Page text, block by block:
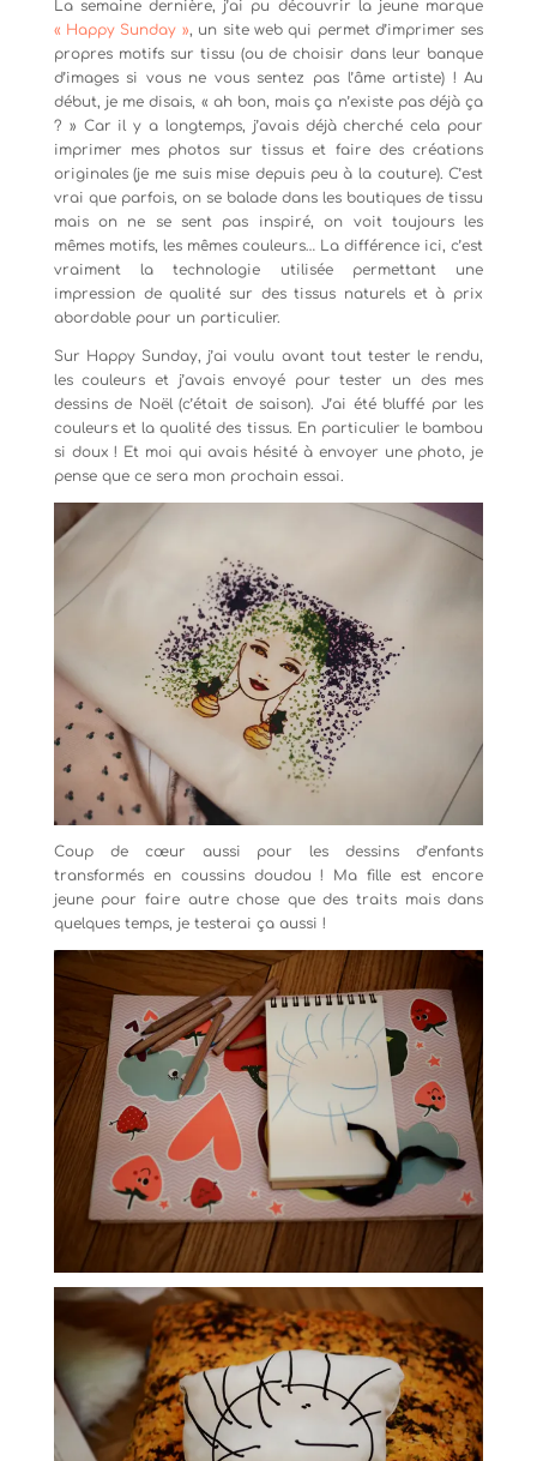
La semaine dernière, j’ai pu découvrir la jeune marque
« Happy Sunday », un site web qui permet d’imprimer ses
propres motifs sur tissu (ou de choisir dans leur banque
d’images si vous ne vous sentez pas l’âme artiste) ! Au
début, je me disais, « ah bon, mais ça n’existe pas déjà ça
? » Car il y a longtemps, j’avais déjà cherché cela pour
imprimer mes photos sur tissus et faire des créations
originales (je me suis mise depuis peu à la couture). C’est
vrai que parfois, on se balade dans les boutiques de tissu
mais on ne se sent pas inspiré, on voit toujours les
mêmes motifs, les mêmes couleurs… La différence ici, c’est
vraiment la technologie utilisée permettant une
impression de qualité sur des tissus naturels et à prix
abordable pour un particulier.
Sur Happy Sunday, j’ai voulu avant tout tester le rendu,
les couleurs et j’avais envoyé pour tester un des mes
dessins de Noël (c’était de saison). J’ai été bluffé par les
couleurs et la qualité des tissus. En particulier le bambou
si doux ! Et moi qui avais hésité à envoyer une photo, je
pense que ce sera mon prochain essai.
Coup de cœur aussi pour les dessins d’enfants
transformés en coussins doudou ! Ma fille est encore
jeune pour faire autre chose que des traits mais dans
quelques temps, je testerai ça aussi !